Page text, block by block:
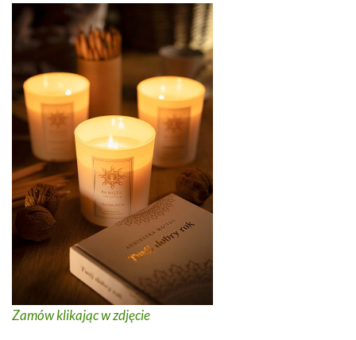
Zamów klikając w zdjęcie